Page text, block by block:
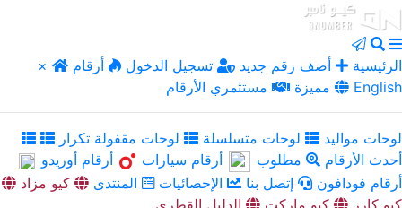
× الرئيسية أضف رقم جديد تسجيل الدخول
أرقام
مميزة
مستثمري الأرقام English
لوحات مواليد لوحات متسلسلة
لوحات مقفولة تكرار
أحدث الأرقام
مطلوب أرقام سيارات
أرقام أوريدو
أرقام فودافون
إتصل بنا الإحصائيات المنتدى
كيو مزاد